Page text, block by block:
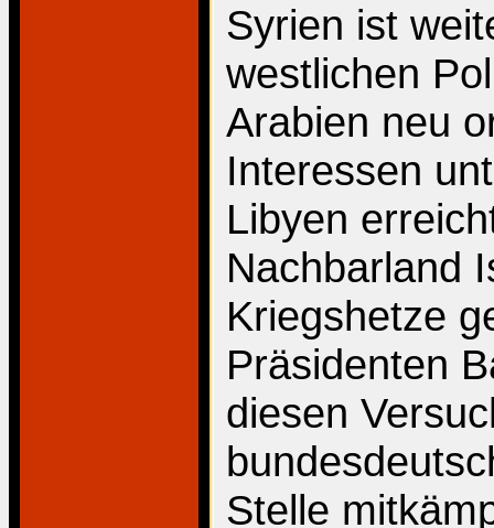
Syrien ist
westlichen
Arabien neu
Interessen
Libyen
Nachbarland
Kriegshetze
Präsidenten
diesen
Stelle